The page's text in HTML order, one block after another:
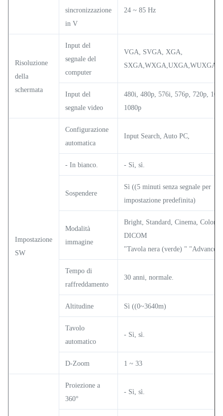
sincronizzazione
in V
24 ~ 85 Hz
Risoluzione
della
schermata
Input del
segnale del
computer
VGA, SVGA, XGA,
Input del
segnale video
480i, 480p, 576i, 576p, 720p,
1080p
Impostazione
SW
Configurazione
automatica
Input Search, Auto PC,
- In bianco. - Sì, sì.
Sospendere
Sì ((5 minuti senza segnale per
impostazione predefinita)
Modalità
immagine
Bright, Standard, Cinema,
DICOM
"Tavola nera (verde) " "Advanced"
Tempo di
raffreddamento
30 anni, normale.
Altitudine Sì ((0~3640m)
Tavolo
automatico
- Sì, sì.
D-Zoom 1 ~ 33
Proiezione a
360°
- Sì, sì.